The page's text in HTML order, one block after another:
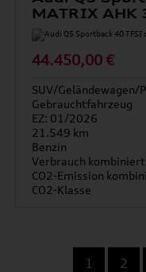
MATRIX AHK
44.450,00 €
SUV/Geländewagen/
Gebrauchtfahrzeug
EZ: 01/2026
21.549 km
Benzin
Verbrauch
CO2-Emission
CO2-Klasse
1 2